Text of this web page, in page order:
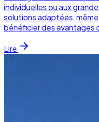
individuelles ou aux
solutions adaptées,
bénéficier des avantages
Lire